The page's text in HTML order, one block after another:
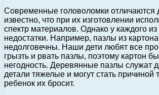
Современные головоломки отличаются
известно, что при их изготовлении
спектр материалов. Однако у каждого из
недостатки. Например, пазлы из
недолговечны. Наши дети любят все
грызть и рвать пазлы, поэтому картон
негодность. Деревянные пазлы служат
детали тяжелые и могут стать причиной
ребенок их бросит.